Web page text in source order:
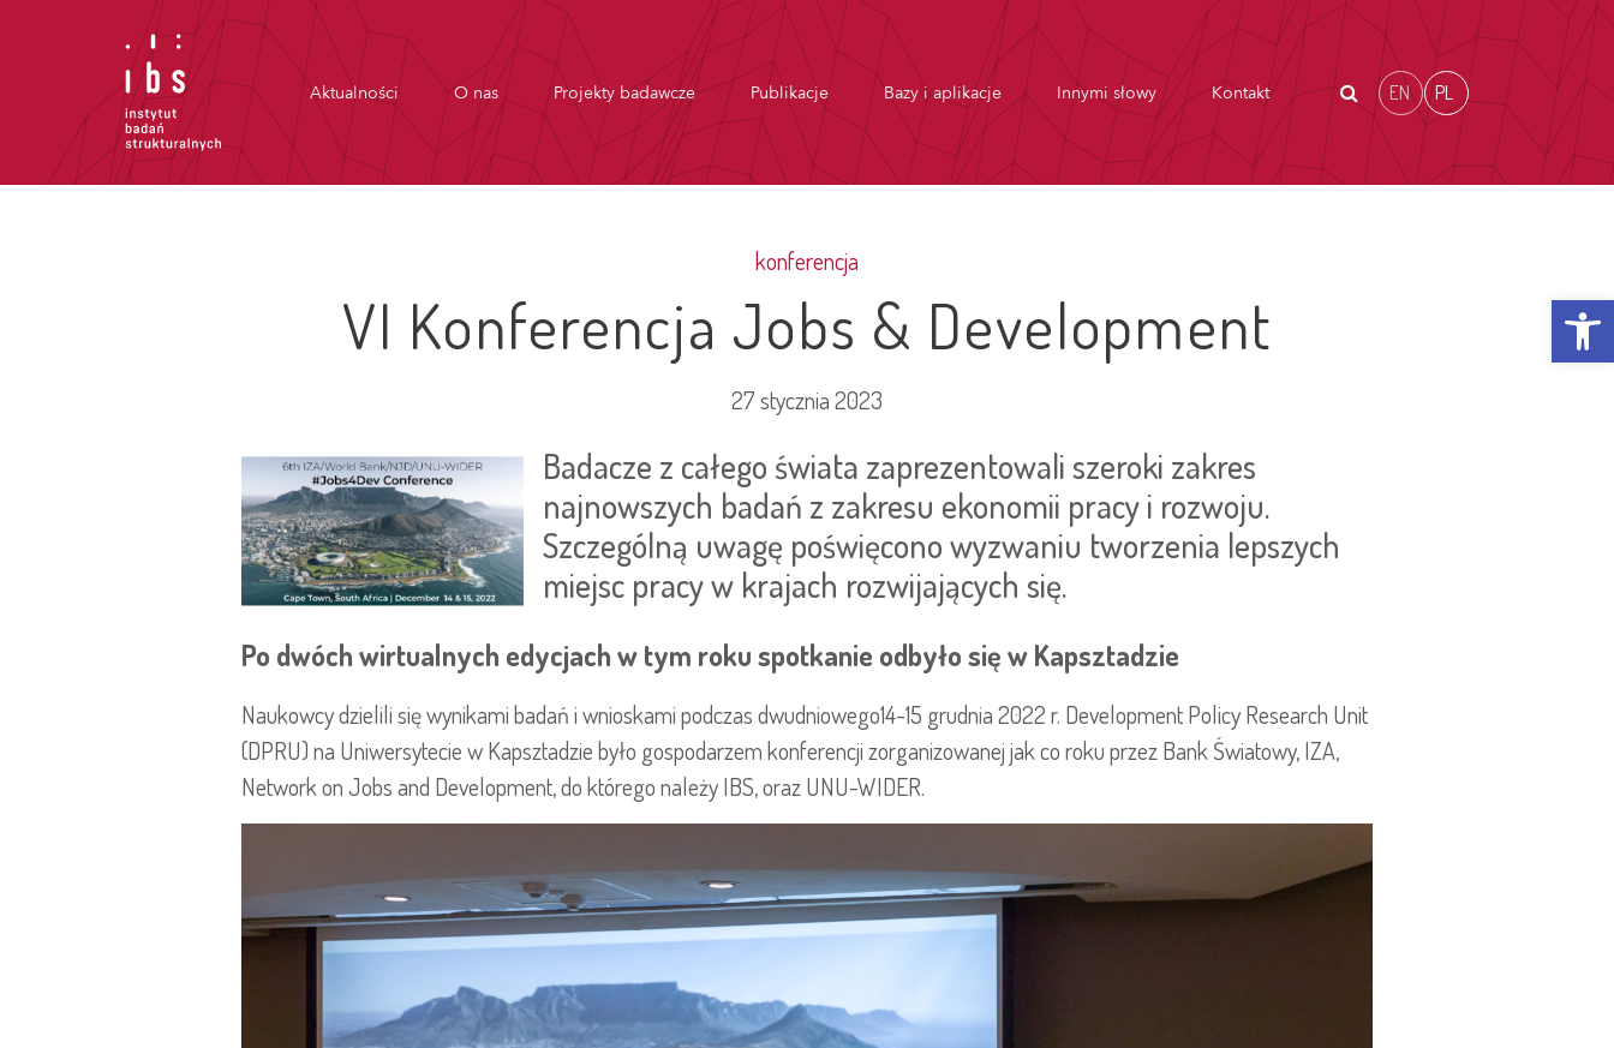
Otwórz
Aktualności O nas Projekty badawcze Publikacje Bazy i aplikacje Innymi słowy Kontakt EN PL
konferencja
VI Konferencja Jobs & Development
27 stycznia 2023
Badacze z całego świata zaprezentowali szeroki zakres
najnowszych badań z zakresu ekonomii pracy i rozwoju.
Szczególną uwagę poświęcono wyzwaniu tworzenia lepszych
miejsc pracy w krajach rozwijających się.
Po dwóch wirtualnych edycjach w tym roku spotkanie odbyło się w Kapsztadzie
Naukowcy dzielili się wynikami badań i wnioskami podczas dwudniowego14-15 grudnia 2022 r. Development Policy Research Unit
(DPRU) na Uniwersytecie w Kapsztadzie było gospodarzem konferencji zorganizowanej jak co roku przez Bank Światowy, IZA,
Network on Jobs and Development, do którego należy IBS, oraz UNU-WIDER.